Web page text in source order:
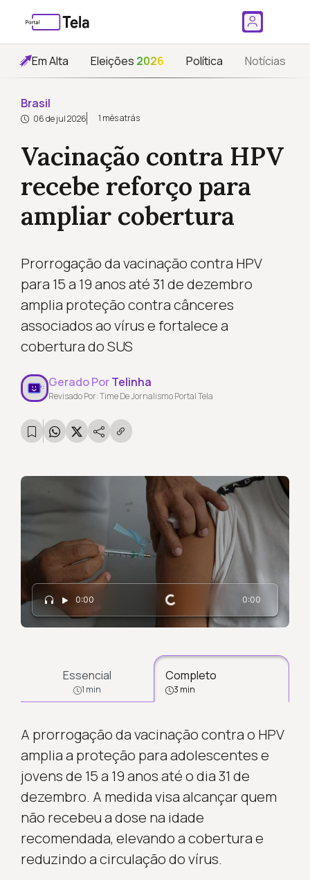
Em Alta Eleições 2026 Política Notícias
Brasil
06 de jul 2026 1 mês atrás
Vacinação contra HPV
recebe reforço para
ampliar cobertura
Prorrogação da vacinação contra HPV
para 15 a 19 anos até 31 de dezembro
amplia proteção contra cânceres
associados ao vírus e fortalece a
cobertura do SUS
Gerado PorTelinha
Revisado Por: Time De Jornalismo Portal Tela
0:00 Carregando... 0:00
Essencial
1 min
Completo
3 min
A prorrogação da vacinação contra o HPV
amplia a proteção para adolescentes e
jovens de 15 a 19 anos até o dia 31 de
dezembro. A medida visa alcançar quem
não recebeu a dose na idade
recomendada, elevando a cobertura e
reduzindo a circulação do vírus.